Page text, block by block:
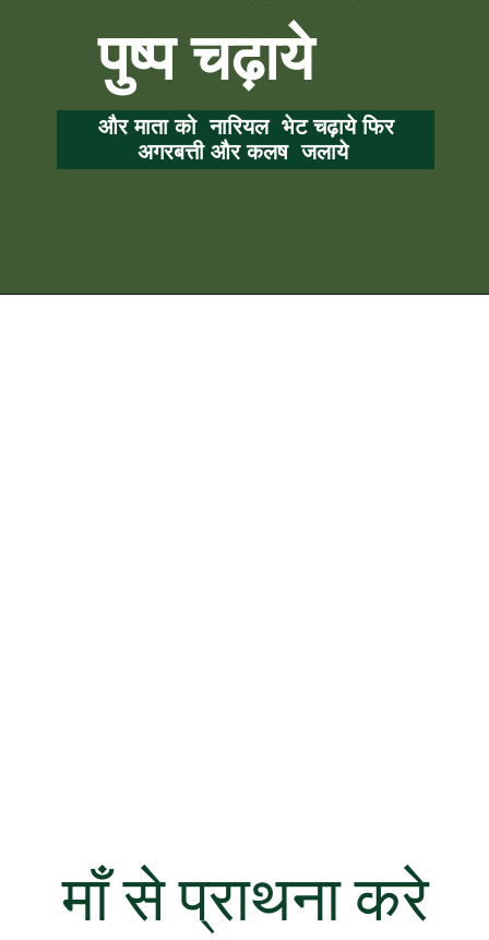
पुष्प चढ़ाये
और माता को नारियल भेट चढ़ाये फिर
अगरबत्ती और कलष जलाये
माँ से प्राथना करे